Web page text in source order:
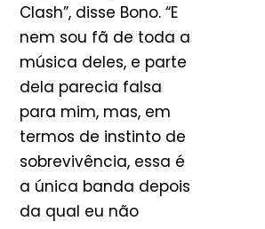
Clash”, disse Bono. “E
nem sou fã de toda a
música deles, e parte
dela parecia falsa
para mim, mas, em
termos de instinto de
sobrevivência, essa é
a única banda depois
da qual eu não